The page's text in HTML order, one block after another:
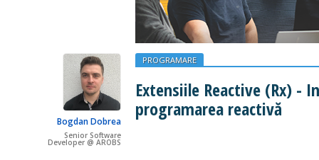
Bogdan Dobrea
Senior Software
Developer @ AROBS
PROGRAMARE
Extensiile Reactive (Rx) -
programarea reactivă